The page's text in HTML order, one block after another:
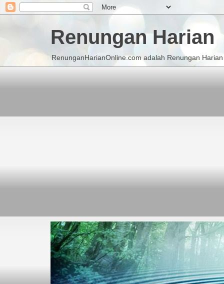
Renungan Harian
RenunganHarianOnline.com adalah Renungan